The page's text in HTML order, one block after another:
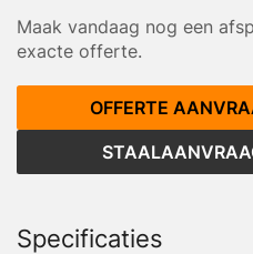
Maak vandaag nog een
exacte offerte.
OFFERTE
Specificaties